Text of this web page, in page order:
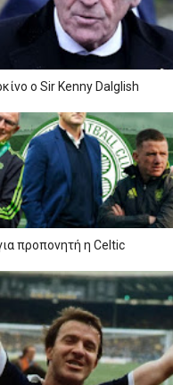
ο Sir Kenny Dalglish
προπονητή η Celtic